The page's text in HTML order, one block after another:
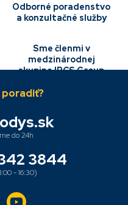
Odborné poradenstvo
a konzultačné služby
Sme členmi v
medzinárodnej
skupine IBCS Group
3844